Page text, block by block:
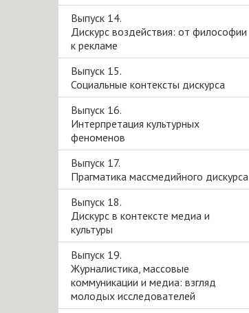
Выпуск 14.
Дискурс воздействия: от философии
к рекламе
Выпуск 15.
Социальные контексты дискурса
Выпуск 16.
Интерпретация культурных
феноменов
Выпуск 17.
Прагматика массмедийного дискурса
Выпуск 18.
Дискурс в контексте медиа и
культуры
Выпуск 19.
Журналистика, массовые
коммуникации и медиа: взгляд
молодых исследователей